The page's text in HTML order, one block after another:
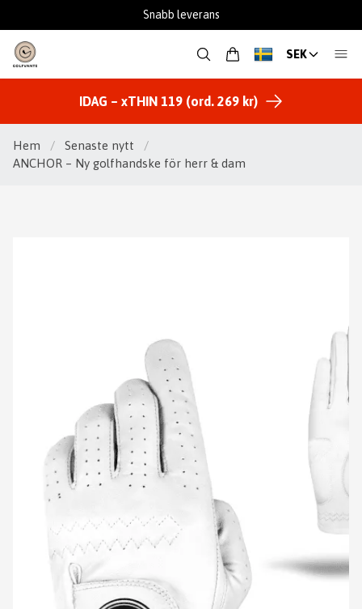
Snabb leverans
SEK
IDAG – xTHIN 119 (ord. 269 kr)
Hem / Senaste nytt
/
ANCHOR – Ny golfhandske för herr & dam